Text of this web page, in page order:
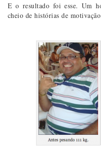
E o resultado foi esse. Um
cheio de histórias de